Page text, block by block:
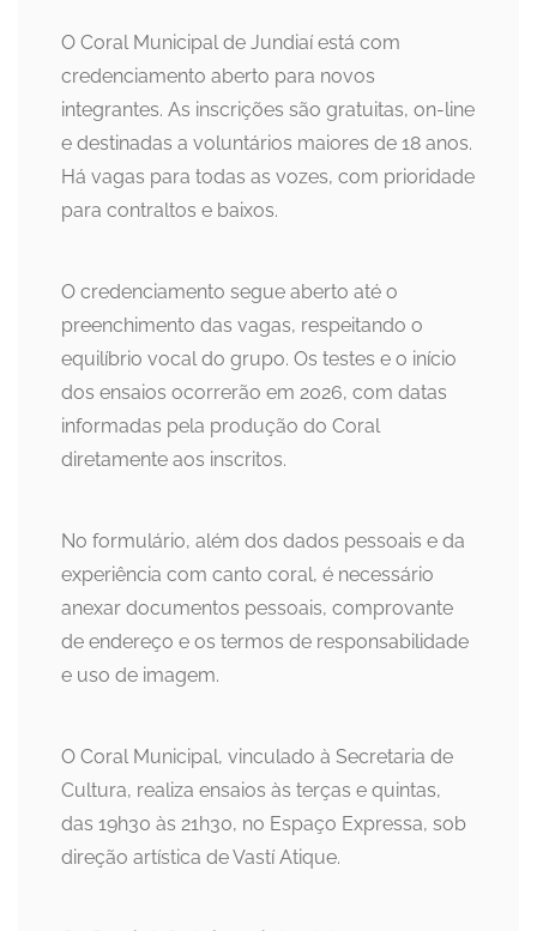
O Coral Municipal de Jundiaí está com
credenciamento aberto para novos
integrantes. As inscrições são gratuitas, on-line
e destinadas a voluntários maiores de 18 anos.
Há vagas para todas as vozes, com prioridade
para contraltos e baixos.
O credenciamento segue aberto até o
preenchimento das vagas, respeitando o
equilíbrio vocal do grupo. Os testes e o início
dos ensaios ocorrerão em 2026, com datas
informadas pela produção do Coral
diretamente aos inscritos.
No formulário, além dos dados pessoais e da
experiência com canto coral, é necessário
anexar documentos pessoais, comprovante
de endereço e os termos de responsabilidade
e uso de imagem.
O Coral Municipal, vinculado à Secretaria de
Cultura, realiza ensaios às terças e quintas,
das 19h30 às 21h30, no Espaço Expressa, sob
direção artística de Vastí Atique.